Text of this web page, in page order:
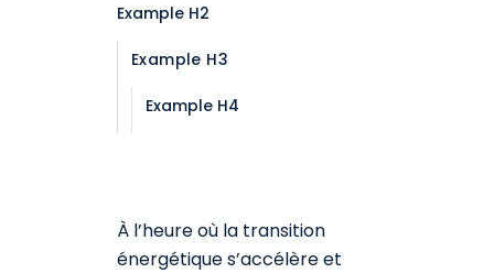
Example H2
Example H3
Example H4
À l’heure où la transition
énergétique s’accélère et